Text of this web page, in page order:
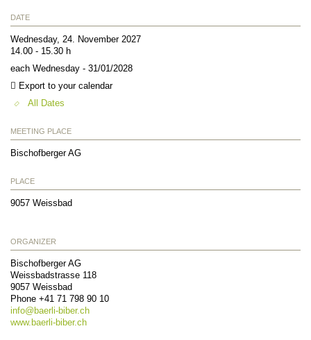
DATE
Wednesday, 24. November 2027
14.00 - 15.30 h
each Wednesday - 31/01/2028
Export to your calendar
All Dates
MEETING PLACE
Bischofberger AG
PLACE
9057 Weissbad
ORGANIZER
Bischofberger AG
Weissbadstrasse 118
9057 Weissbad
Phone +41 71 798 90 10
info@ baerli-biber.ch
www.baerli-biber.ch